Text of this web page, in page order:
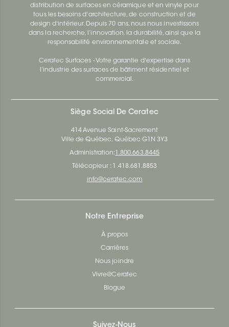
distribution de surfaces en céramique et en vinyle pour
tous les besoins d'architecture, de construction et de
design d'intérieur. Depuis 70 ans, nous nous investissons
dans la recherche, l’innovation, la durabilité, ainsi que la
responsabilité environnementale et sociale.
Ceratec Surfaces - Votre garantie d'expertise dans
l’industrie des surfaces de bâtiment résidentiel et
commercial.
Siège Social De Ceratec
414 Avenue Saint-Sacrement
Ville de Québec, Québec G1N 3Y3
Administration: 1.800.663.8445
Télécopieur : 1.418.681.8853
info@ceratec.com
Notre Entreprise
À propos
Carrières
Nous joindre
Vivre@Ceratec
Blogue
Suivez-Nous